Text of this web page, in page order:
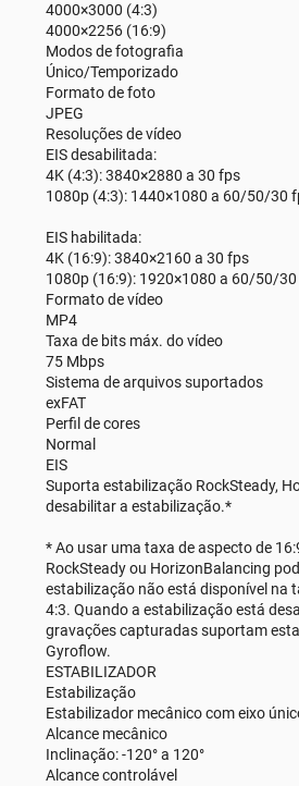
4000×3000 (4:3)
4000×2256 (16:9)
Modos de fotografia
Único/Temporizado
Formato de foto
JPEG
Resoluções de vídeo
EIS desabilitada:
4K (4:3): 3840×2880 a 30 fps
1080p (4:3): 1440×1080 a 60/50/30
EIS habilitada:
4K (16:9): 3840×2160 a 30 fps
1080p (16:9): 1920×1080 a 60/50/
Formato de vídeo
MP4
Taxa de bits máx. do vídeo
75 Mbps
Sistema de arquivos suportados
exFAT
Perfil de cores
Normal
EIS
Suporta estabilização RockSteady,
desabilitar a estabilização.*
* Ao usar uma taxa de aspecto de
RockSteady ou HorizonBalancing
estabilização não está disponível na
4:3. Quando a estabilização está
gravações capturadas suportam
Gyroflow.
ESTABILIZADOR
Estabilização
Estabilizador mecânico com eixo
Alcance mecânico
Inclinação: -120° a 120°
Alcance controlável